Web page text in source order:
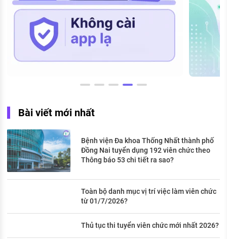
Bài viết mới nhất
Bệnh viện Đa khoa Thống Nhất thành phố
Đồng Nai tuyển dụng 192 viên chức theo
Thông báo 53 chi tiết ra sao?
Toàn bộ danh mục vị trí việc làm viên chức
từ 01/7/2026?
Thủ tục thi tuyển viên chức mới nhất 2026?